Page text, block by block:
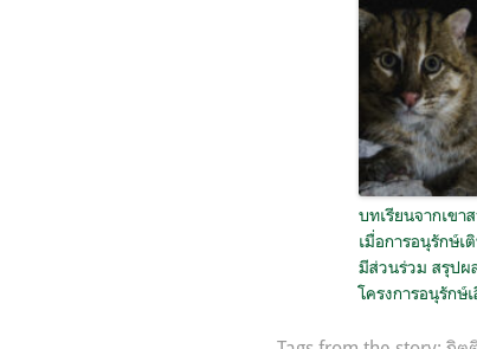
บทเรียนจากเขา
เมื่อการอนุรักษ์เ
มีส่วนร่วม สรุปผ
โครงการอนุรักษ์